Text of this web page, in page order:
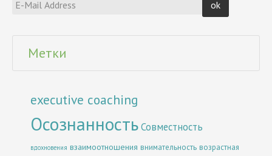
Метки
executive coaching
ОсознанностьСовместность
вдохновения взаимоотношения внимательность возрастная